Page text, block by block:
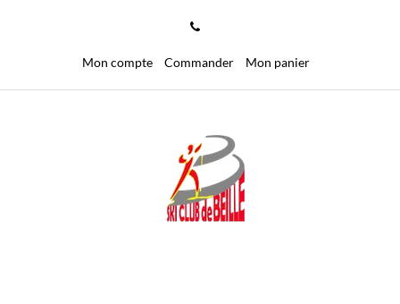
Mon compte Commander Mon panier